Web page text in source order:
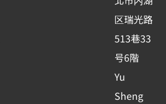
q
u
a
r
e
区瑞光路
513巷33
号6階
Yu
Sheng